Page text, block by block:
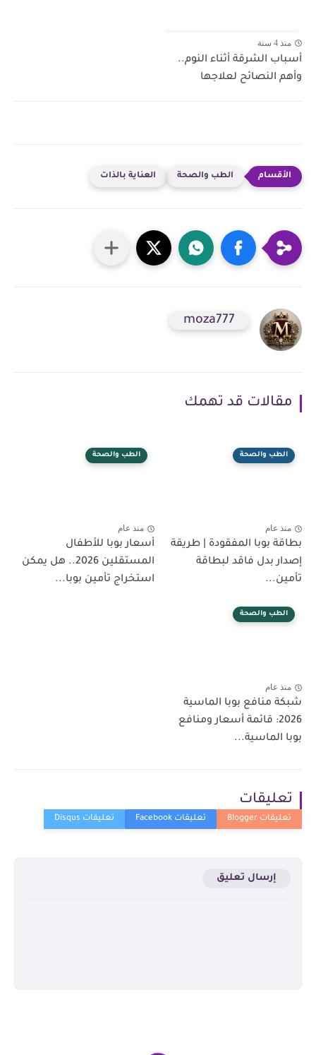
منذ 4 سنة
أسباب الشرقة أثناء النوم..
وأهم النصائح لعلاجها
الطب والصحة العناية بالذات
moza777
مقالات قد تهمك
الطب والصحة
منذ عام
بطاقة بوبا المفقودة | طريقة
إصدار بدل فاقد لبطاقة
تأمين...
الطب والصحة
منذ عام
أسعار بوبا للأطفال
المستقلين 2026.. هل يمكن
استخراج تأمين بوبا...
الطب والصحة
منذ عام
شبكة منافع بوبا الماسية
2026: قائمة أسعار ومنافع
بوبا الماسية...
تعليقات
إرسال تعليق